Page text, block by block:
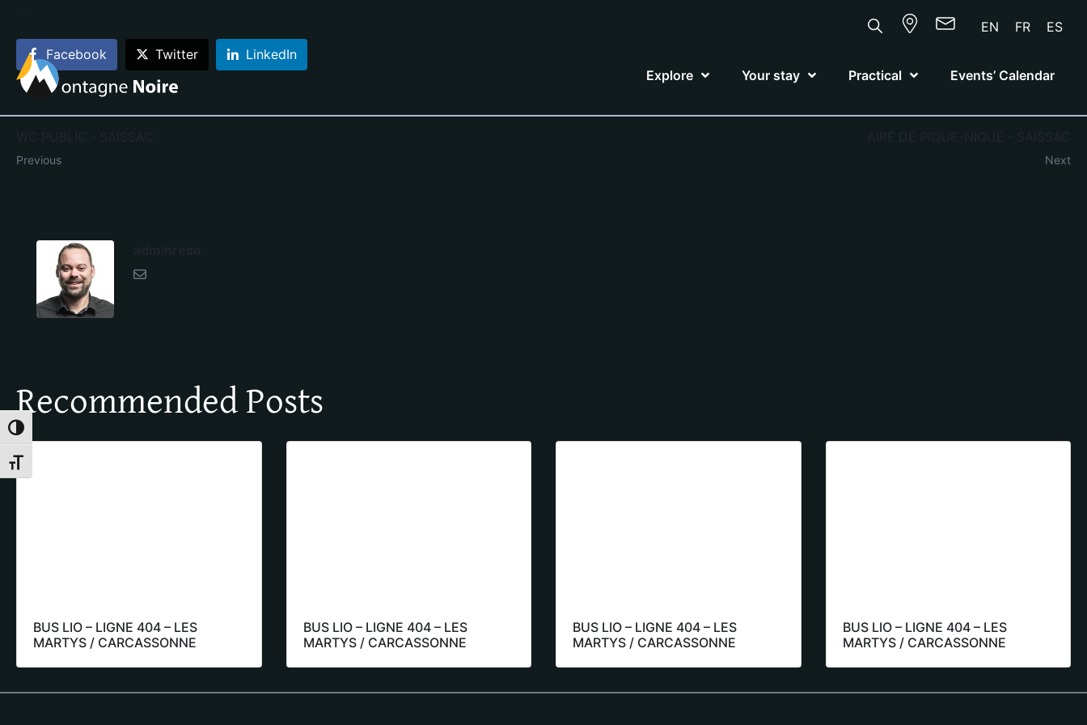
Toggle High Contrast
Toggle Font size
EN FR ES
Explore Your stay Practical Events’ Calendar
Facebook Twitter LinkedIn
Previous Next
Recommended Posts
BUS LIO – LIGNE 404 – LES
MARTYS / CARCASSONNE
BUS LIO – LIGNE 404 – LES
MARTYS / CARCASSONNE
BUS LIO – LIGNE 404 – LES
MARTYS / CARCASSONNE
BUS LIO – LIGNE 404 – LES
MARTYS / CARCASSONNE